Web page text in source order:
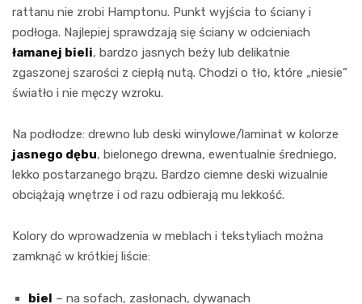
rattanu nie zrobi Hamptonu. Punkt wyjścia to ściany i
podłoga. Najlepiej sprawdzają się ściany w odcieniach
łamanej bieli, bardzo jasnych beży lub delikatnie
zgaszonej szarości z ciepłą nutą. Chodzi o tło, które „niesie”
światło i nie męczy wzroku.
Na podłodze: drewno lub deski winylowe/laminat w kolorze
jasnego dębu, bielonego drewna, ewentualnie średniego,
lekko postarzanego brązu. Bardzo ciemne deski wizualnie
obciążają wnętrze i od razu odbierają mu lekkość.
Kolory do wprowadzenia w meblach i tekstyliach można
zamknąć w krótkiej liście:
biel – na sofach, zasłonach, dywanach